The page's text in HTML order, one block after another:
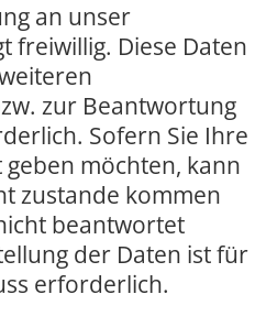
an unser
freiwillig. Diese Daten
zur Beantwortung
Sofern Sie Ihre
möchten, kann
zustande kommen
beantwortet
der Daten ist für
erforderlich.